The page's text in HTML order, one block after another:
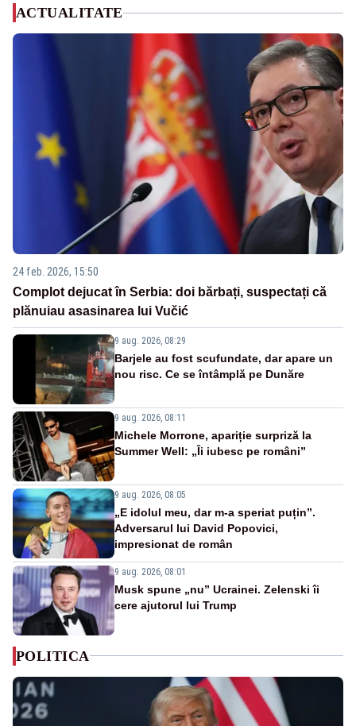
ACTUALITATE
24 feb. 2026, 15:50
Complot dejucat în Serbia: doi bărbați, suspectați că
plănuiau asasinarea lui Vučić
9 aug. 2026, 08:29
Barjele au fost scufundate, dar apare un
nou risc. Ce se întâmplă pe Dunăre
9 aug. 2026, 08:11
Michele Morrone, apariție surpriză la
Summer Well: „Îi iubesc pe români”
9 aug. 2026, 08:05
„E idolul meu, dar m-a speriat puțin”.
Adversarul lui David Popovici,
impresionat de român
9 aug. 2026, 08:01
Musk spune „nu” Ucrainei. Zelenski îi
cere ajutorul lui Trump
POLITICA